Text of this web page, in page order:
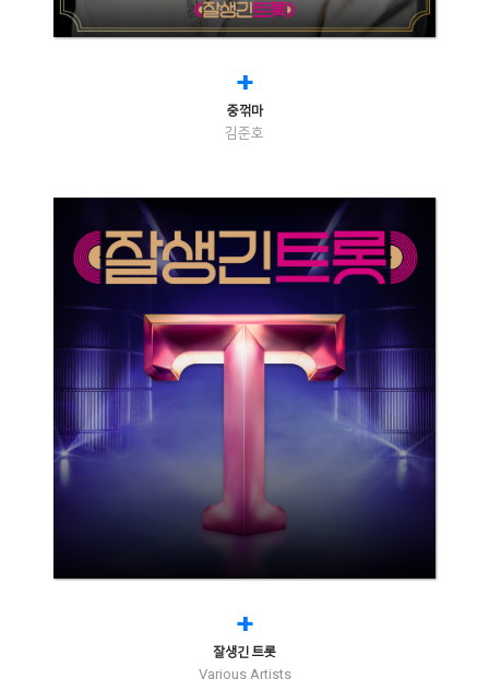
+
중꺾마
김준호
+
잘생긴 트롯
Various Artists